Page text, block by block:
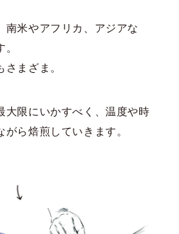
南米やアフリカ、アジアな
まざま。
大限にいかすべく、温度や時
ら焙煎していきます。